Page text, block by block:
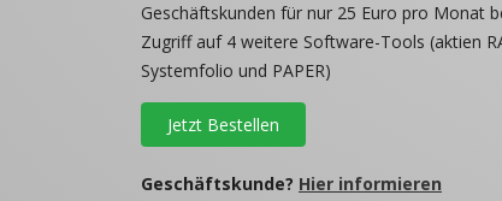
Geschäftskunden für nur 25 Euro pro Monat
Zugriff auf 4 weitere Software-Tools (aktien
Systemfolio und PAPER)
Jetzt Bestellen
Geschäftskunde? Hier informieren